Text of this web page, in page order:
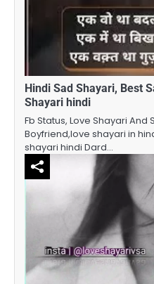
Hindi Sad Shayari, Best
Shayari hindi
Fb Status, Love Shayari And
Boyfriend,love shayari in
shayari hindi Dard…